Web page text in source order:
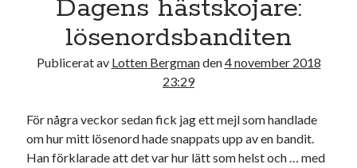
18 19 20 21 22 23
25 26 27 28 29 30
31
Sök
Dagens hästskojare:
lösenordsbanditen
Publicerat av Lotten Bergmanden4 november 2018
23:29
För några veckor sedan fick jag ett mejl som handlade
om hur mitt lösenord hade snappats upp av en bandit.
Han förklarade att det var hur lätt som helst och … med